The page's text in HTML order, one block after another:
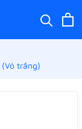
(Vỏ trắng)